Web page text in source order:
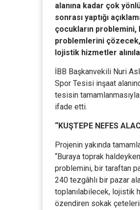
alanına kadar çok
sonrası yaptığı
çocukların
problemlerini çözecek,
lojistik hizmetler
İBB Başkanvekili Nuri
Spor Tesisi inşaat
tesisin
ifade etti.
“KUŞTEPE NEFES
Projenin yakında
“Buraya toprak
problemini, bir taraftan
240 tezgâhlı bir pazar
toplanılabilecek, lojistik
özendiren sokak